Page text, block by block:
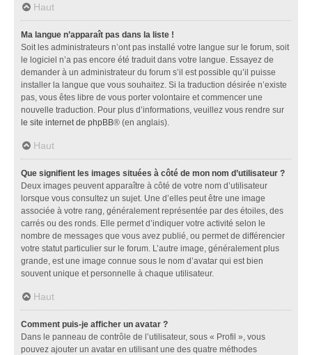
Haut
Ma langue n’apparaît pas dans la liste !
Soit les administrateurs n’ont pas installé votre langue sur le forum, soit
le logiciel n’a pas encore été traduit dans votre langue. Essayez de
demander à un administrateur du forum s’il est possible qu’il puisse
installer la langue que vous souhaitez. Si la traduction désirée n’existe
pas, vous êtes libre de vous porter volontaire et commencer une
nouvelle traduction. Pour plus d’informations, veuillez vous rendre sur
le site internet de phpBB® (en anglais).
Haut
Que signifient les images situées à côté de mon nom d’utilisateur ?
Deux images peuvent apparaître à côté de votre nom d’utilisateur
lorsque vous consultez un sujet. Une d’elles peut être une image
associée à votre rang, généralement représentée par des étoiles, des
carrés ou des ronds. Elle permet d’indiquer votre activité selon le
nombre de messages que vous avez publié, ou permet de différencier
votre statut particulier sur le forum. L’autre image, généralement plus
grande, est une image connue sous le nom d’avatar qui est bien
souvent unique et personnelle à chaque utilisateur.
Haut
Comment puis-je afficher un avatar ?
Dans le panneau de contrôle de l’utilisateur, sous « Profil », vous
pouvez ajouter un avatar en utilisant une des quatre méthodes